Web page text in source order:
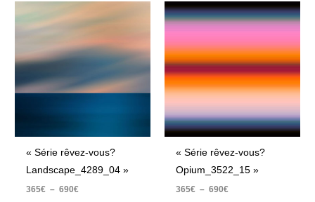
« Série rêvez-vous?
Landscape_4289_04 »
365€ – 690€
Plage
de
prix :
à
« Série rêvez-vous?
Opium_3522_15 »
365€ – 690€
Plage
de
prix :
365€
à
690€